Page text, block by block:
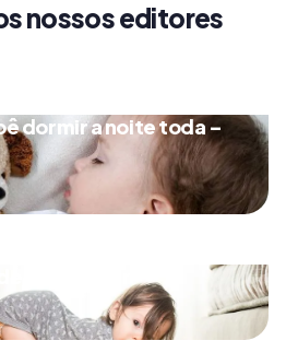
nossos editores
dormir a noite toda –
engatinhar